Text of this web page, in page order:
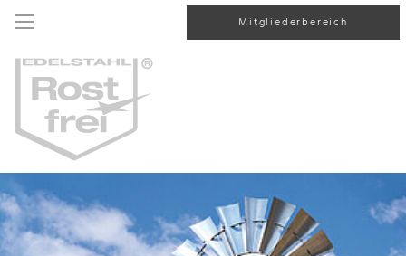
Mitgliederbereich